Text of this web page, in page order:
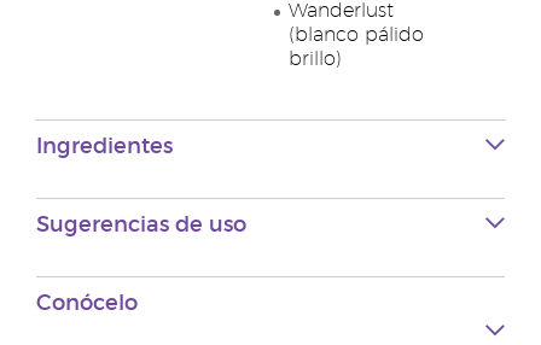
Wanderlust
(blanco pálido
brillo)
Ingredientes
Sugerencias de uso
Conócelo